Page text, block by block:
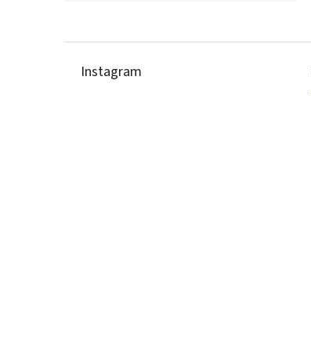
Instagram